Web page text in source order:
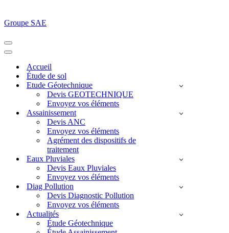
Groupe SAE
Menu
de
Menu
navigationAccueil
Étude de sol
Etude Géotechnique
Devis GEOTECHNIQUE
Envoyez vos éléments
Assainissement
Devis ANC
Envoyez vos éléments
Agrément des dispositifs de
traitement
Eaux Pluviales
Devis Eaux Pluviales
Envoyez vos éléments
Diag Pollution
Devis Diagnostic Pollution
Envoyez vos éléments
Actualités
Étude Géotechnique